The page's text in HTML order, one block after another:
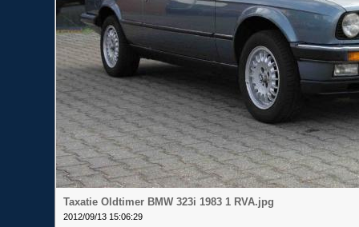
Taxatie Oldtimer BMW 323i 1983 1 RVA.jpg
2012/09/13 15:06:29